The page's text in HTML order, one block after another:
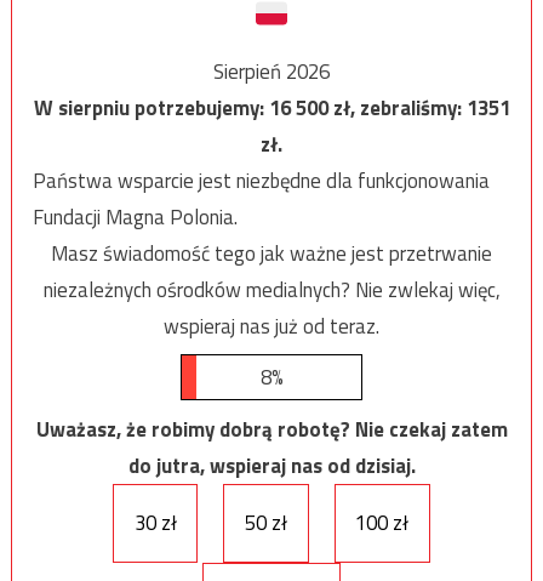
Sierpień 2026
W sierpniu potrzebujemy:16 500zł, zebraliśmy:1351
zł.
Państwa wsparcie jest niezbędne dla funkcjonowania
Fundacji Magna Polonia.
Masz świadomość tego jak ważne jest przetrwanie
niezależnych ośrodków medialnych? Nie zwlekaj więc,
wspieraj nas już od teraz.
8%
Uważasz, że robimy dobrą robotę? Nie czekaj zatem
do jutra, wspieraj nas od dzisiaj.
30 zł
50 zł 100 zł